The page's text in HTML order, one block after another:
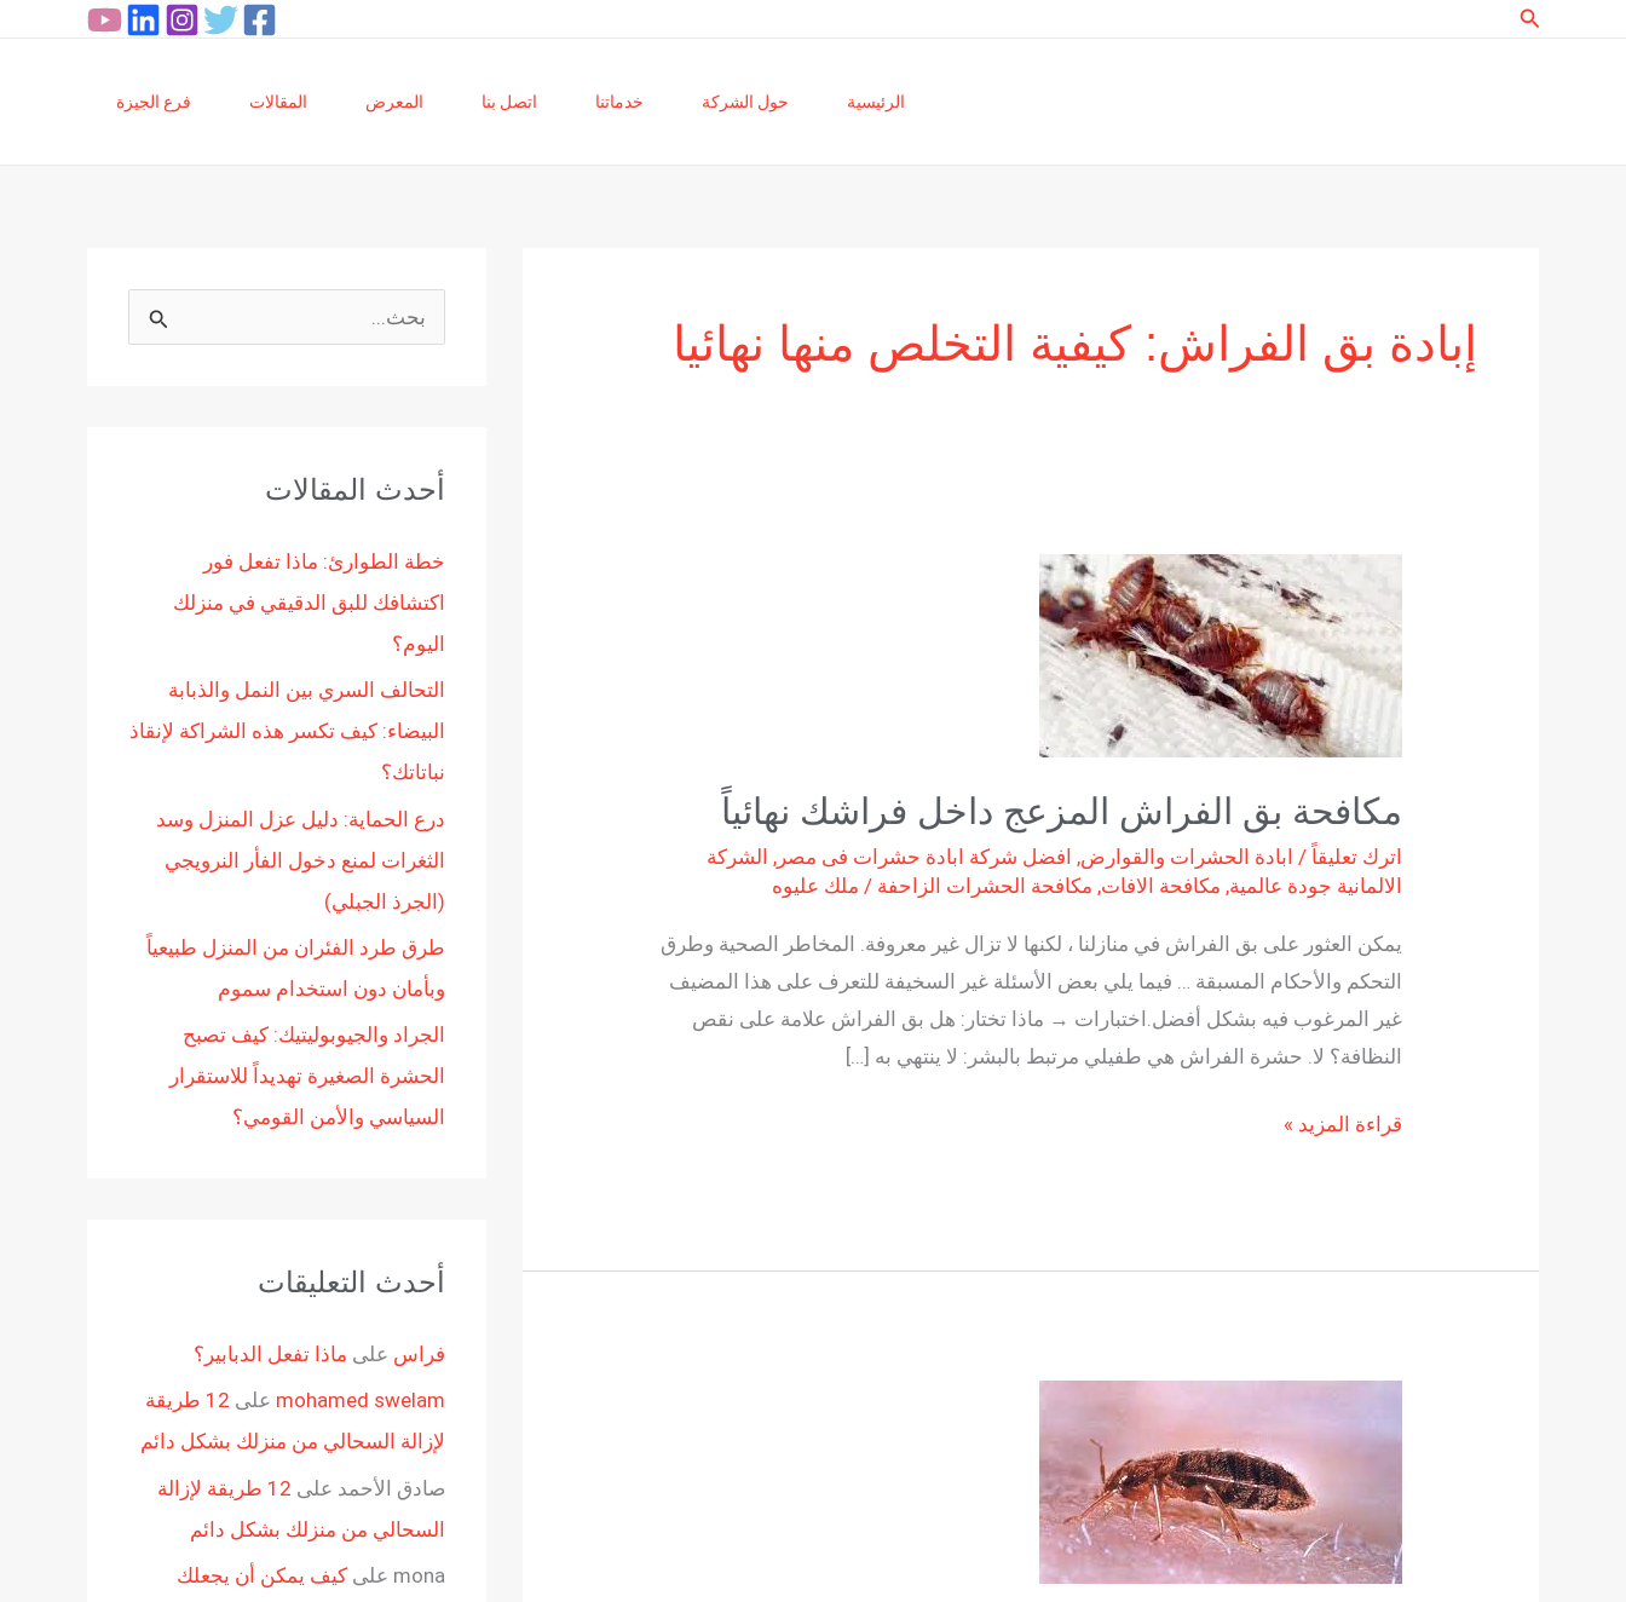
البحث
الرئيسية حول الشركة خدماتنا اتصل بنا المعرض المقالات فرع الجيزة
إبادة بق الفراش: كيفية التخلص منها نهائيا
مكافحة بق الفراش المزعج داخل فراشك نهائياً
اترك تعليقاً / ابادة الحشرات والقوارض, افضل شركة ابادة حشرات فى مصر, الشركة
الالمانية جودة عالمية, مكافحة الافات, مكافحة الحشرات الزاحفة / ملك عليوه
يمكن العثور على بق الفراش في منازلنا ، لكنها لا تزال غير معروفة. المخاطر الصحية وطرق
التحكم والأحكام المسبقة … فيما يلي بعض الأسئلة غير السخيفة للتعرف على هذا المضيف
غير المرغوب فيه بشكل أفضل.اختبارات → ماذا تختار: هل بق الفراش علامة على نقص
النظافة؟ لا. حشرة الفراش هي طفيلي مرتبط بالبشر: لا ينتهي به […]
الفراش
المزعج
داخل
فراشك
نهائياً
قراءة المزيد »
بق
كيفية
التخلص
منها
ث
ن
:
أحدث المقالات
خطة الطوارئ: ماذا تفعل فور
اكتشافك للبق الدقيقي في منزلك
اليوم؟
التحالف السري بين النمل والذبابة
البيضاء: كيف تكسر هذه الشراكة لإنقاذ
نباتاتك؟
درع الحماية: دليل عزل المنزل وسد
الثغرات لمنع دخول الفأر النرويجي
(الجرذ الجبلي)
طرق طرد الفئران من المنزل طبيعياً
وبأمان دون استخدام سموم
الجراد والجيوبوليتيك: كيف تصبح
الحشرة الصغيرة تهديداً للاستقرار
السياسي والأمن القومي؟
أحدث التعليقات
فراس على ماذا تفعل الدبابير؟
mohamed swelam على
12 طريقة
لإزالة السحالي من منزلك بشكل دائم
صادق الأحمد على
12 طريقة لإزالة
السحالي من منزلك بشكل دائم
mona على كيف يمكن أن يجعلك